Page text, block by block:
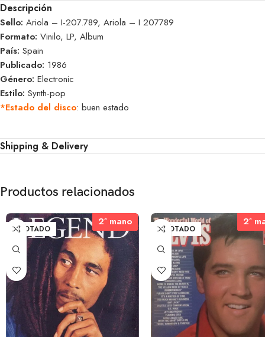
Descripción
Sello: Ariola – I-207.789, Ariola – I 207789
Formato: Vinilo, LP, Album
País: Spain
Publicado: 1986
Género: Electronic
Estilo: Synth-pop
*Estado del disco: buen estado
Shipping & Delivery
Productos relacionados
AGOTADO
2ª mano
2ª mano
AGOTADO
2ª
2ª